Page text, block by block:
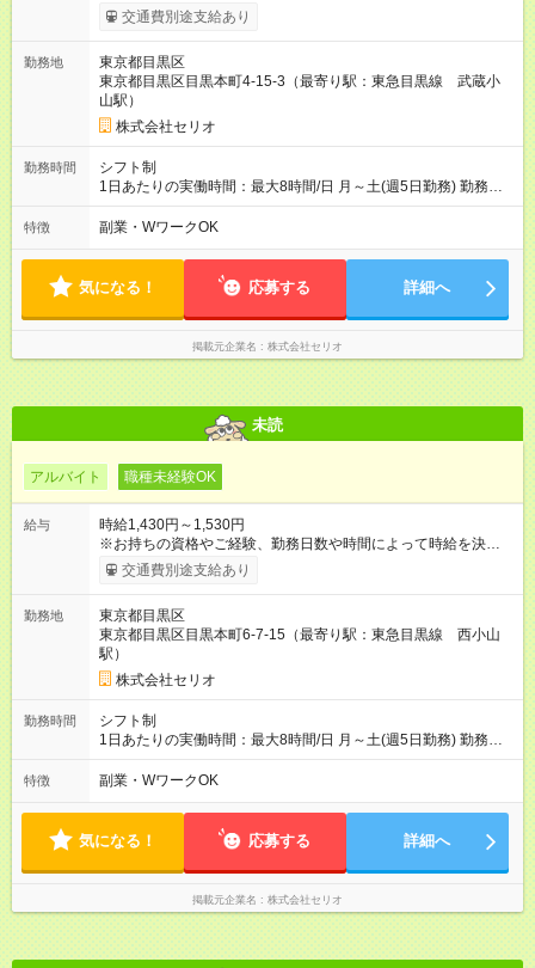
たします。 ★勤務手当1か月最大9000円あり 【試用期間】試用
期間あり 試用期間の長さ：3ヶ月 雇用形態、給与は本採用時と
交通費別途支給あり
勤務地
東京都目黒区
東京都目黒区目黒本町4-15-3（最寄り駅：東急目黒線 武蔵小
山駅）
株式会社セリオ
勤務時間
シフト制
1日あたりの実働時間：最大8時間/日 月～土(週5日勤務) 勤務時
間（実働6～8時間） ※シフトパターンは以下の通りです。 ◆8時
間勤務の場合 ・9:30～18:30 ・10:15～19:15 ◆6時間勤務の場合
間以上：60分）
特徴 副業・WワークOK
気になる！ 応募する 詳細へ
掲載元企業名 株式会社セリオ
未読
アルバイト 職種未経験OK
給与
時給1,430円～1,530円
※お持ちの資格やご経験、勤務日数や時間によって時給を決定い
たします。 ★勤務手当1か月最大9000円あり 【試用期間】試用
期間あり 試用期間の長さ：3ヶ月 雇用形態、給与は本採用時と
交通費別途支給あり
勤務地
東京都目黒区
東京都目黒区目黒本町6-7-15（最寄り駅：東急目黒線 西小山
駅）
株式会社セリオ
勤務時間
シフト制
1日あたりの実働時間：最大8時間/日 月～土(週5日勤務) 勤務時
間（実働6～8時間） ※シフトパターンは以下の通りです。 ◆8時
間勤務の場合 ・9:30～18:30 ・10:15～19:15 ◆6時間勤務の場合
間以上：60分）
特徴 副業・WワークOK
気になる！ 応募する 詳細へ
掲載元企業名 株式会社セリオ